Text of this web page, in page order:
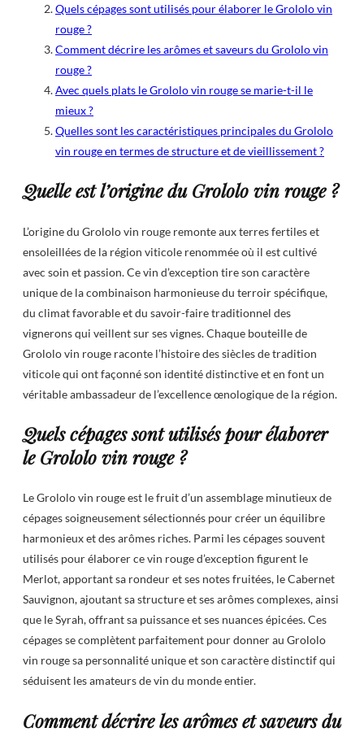
Quels cépages sont utilisés pour élaborer le Grololo vin
rouge ?
Comment décrire les arômes et saveurs du Grololo vin
rouge ?
Avec quels plats le Grololo vin rouge se marie-t-il le
mieux ?
Quelles sont les caractéristiques principales du Grololo
vin rouge en termes de structure et de vieillissement ?
Quelle est l’origine du Grololo vin rouge ?
L’origine du Grololo vin rouge remonte aux terres fertiles et
ensoleillées de la région viticole renommée où il est cultivé
avec soin et passion. Ce vin d’exception tire son caractère
unique de la combinaison harmonieuse du terroir spécifique,
du climat favorable et du savoir-faire traditionnel des
vignerons qui veillent sur ses vignes. Chaque bouteille de
Grololo vin rouge raconte l’histoire des siècles de tradition
viticole qui ont façonné son identité distinctive et en font un
véritable ambassadeur de l’excellence œnologique de la région.
Quels cépages sont utilisés pour élaborer
le Grololo vin rouge ?
Le Grololo vin rouge est le fruit d’un assemblage minutieux de
cépages soigneusement sélectionnés pour créer un équilibre
harmonieux et des arômes riches. Parmi les cépages souvent
utilisés pour élaborer ce vin rouge d’exception figurent le
Merlot, apportant sa rondeur et ses notes fruitées, le Cabernet
Sauvignon, ajoutant sa structure et ses arômes complexes, ainsi
que le Syrah, offrant sa puissance et ses nuances épicées. Ces
cépages se complètent parfaitement pour donner au Grololo
vin rouge sa personnalité unique et son caractère distinctif qui
séduisent les amateurs de vin du monde entier.
Comment décrire les arômes et saveurs du